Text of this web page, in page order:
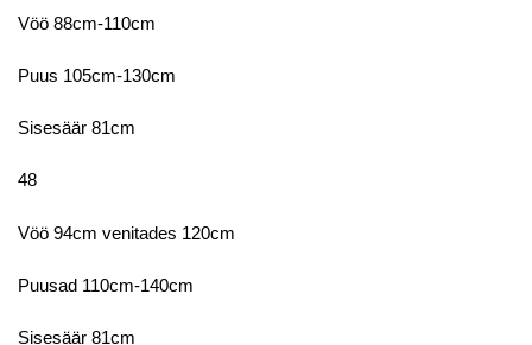
Vöö 88cm-110cm
Puus 105cm-130cm
Sisesäär 81cm
48
Vöö 94cm venitades 120cm
Puusad 110cm-140cm
Sisesäär 81cm